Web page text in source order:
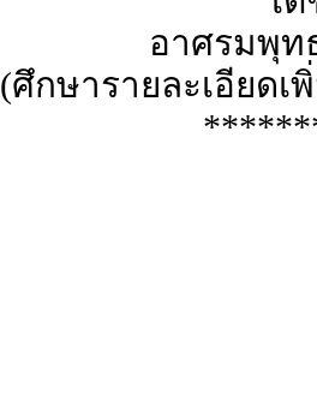
อาศรมพุท
(ศึกษารายละเอียดเ